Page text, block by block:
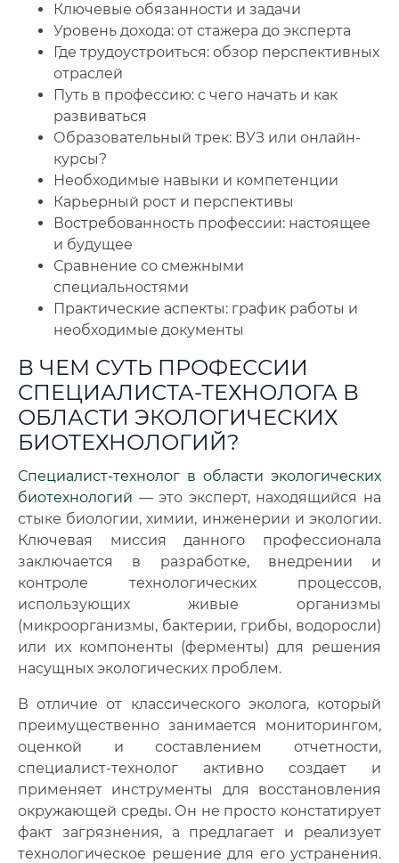
Ключевые обязанности и задачи
Уровень дохода: от стажера до эксперта
Где трудоустроиться: обзор перспективных
отраслей
Путь в профессию: с чего начать и как
развиваться
Образовательный трек: ВУЗ или онлайн-
курсы?
Необходимые навыки и компетенции
Карьерный рост и перспективы
Востребованность профессии: настоящее
и будущее
Сравнение со смежными
специальностями
Практические аспекты: график работы и
необходимые документы
В ЧЕМ СУТЬ ПРОФЕССИИ
СПЕЦИАЛИСТА-ТЕХНОЛОГА В
ОБЛАСТИ ЭКОЛОГИЧЕСКИХ
БИОТЕХНОЛОГИЙ?
Специалист-технолог в области экологических
биотехнологий — это эксперт, находящийся на
стыке биологии, химии, инженерии и экологии.
Ключевая миссия данного профессионала
заключается в разработке, внедрении и
контроле технологических процессов,
использующих живые организмы
(микроорганизмы, бактерии, грибы, водоросли)
или их компоненты (ферменты) для решения
насущных экологических проблем.
В отличие от классического эколога, который
преимущественно занимается мониторингом,
оценкой и составлением отчетности,
специалист-технолог активно создает и
применяет инструменты для восстановления
окружающей среды.Он не просто констатирует
факт загрязнения, а предлагает и реализует
технологическое решение для его устранения.